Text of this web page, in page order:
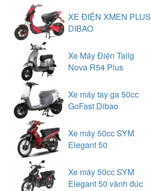
XE ĐIỆN XMEN PLUS
DIBAO
Xe Máy Điện Tailg
Nova R54 Plus
Xe máy tay ga 50cc
GoFast Dibao
Xe máy 50cc SYM
Elegant 50
Xe máy 50cc SYM
Elegant 50 vành đúc